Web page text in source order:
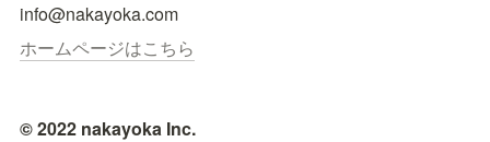
info@nakayoka.com
ホームページはこちら
© 2022 nakayoka Inc.